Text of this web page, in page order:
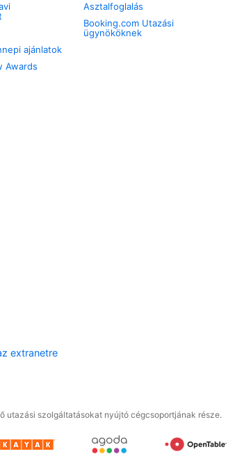
ajánlatok
Awards
Asztalfoglalás
Booking.com Utazási
ügynököknek
extranetre
utazási szolgáltatásokat nyújtó cégcsoportjának része.